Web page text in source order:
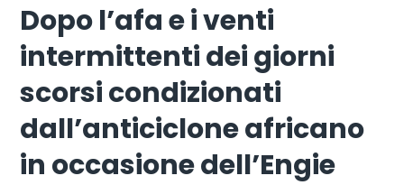
Dopo l’afa e i venti
intermittenti dei giorni
scorsi condizionati
dall’anticiclone africano
in occasione dell’Engie